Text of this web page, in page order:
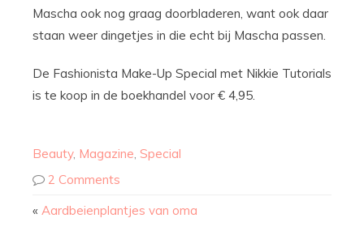
Mascha ook nog graag doorbladeren, want ook daar
staan weer dingetjes in die echt bij Mascha passen.
De Fashionista Make-Up Special met Nikkie Tutorials
is te koop in de boekhandel voor € 4,95.
Beauty, Magazine Special
2 Comments
« Aardbeienplantjes van oma